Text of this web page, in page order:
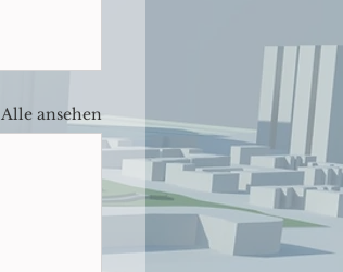
Alle ansehen